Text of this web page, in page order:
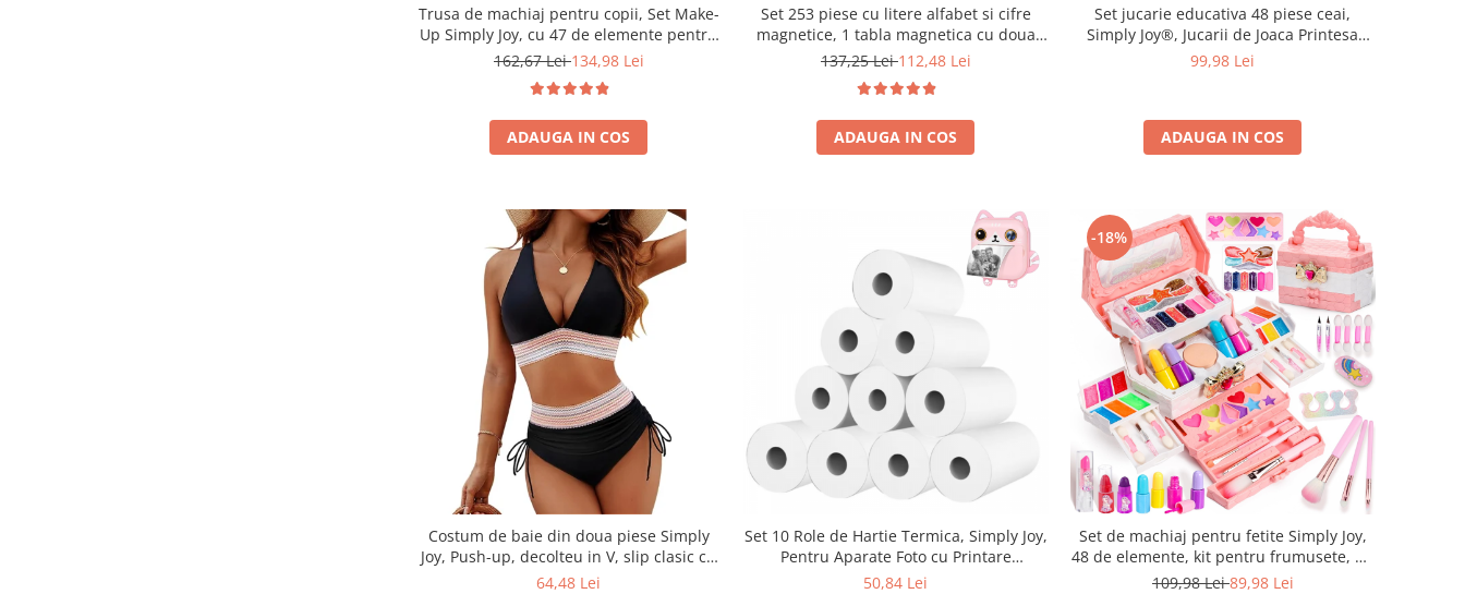
Trusa de machiaj pentru copii, Set Make-
Up Simply Joy, cu 47 de elemente pentru
make-up, rujuri, farduri, oja, Design
transport, pentru fetite de 3,4,5,6,7,8,9
ani
162,67 Lei134,98 Lei
ADAUGA IN COS
Set 253 piese cu litere alfabet si cifre
magnetice, 1 tabla magnetica cu doua
fete si cutie de depozitare, jucarii
137,25 Lei112,48 Lei
ADAUGA IN COS
Set jucarie educativa 48 piese ceai,
Simply Joy®, Jucarii de Joaca Printesa
pentru Petrecearea de Ceai pentru Copii
99,98 Lei
ADAUGA IN COS
Costum de baie din doua piese Simply
Joy, Push-up, decolteu in V, slip clasic cu
talie inalta si snururi laterale, negru
64,48 Lei
Set 10 Role de Hartie Termica, Simply Joy,
Pentru Aparate Foto cu Printare
Instantanee Pentru Copii, Usor De Folosit
50,84 Lei
-18%
Set de machiaj pentru fetite Simply Joy,
48 de elemente, kit pentru frumusete, de
joaca, lavabil, cutie de cosmetice reala
109,98 Lei89,98 Lei